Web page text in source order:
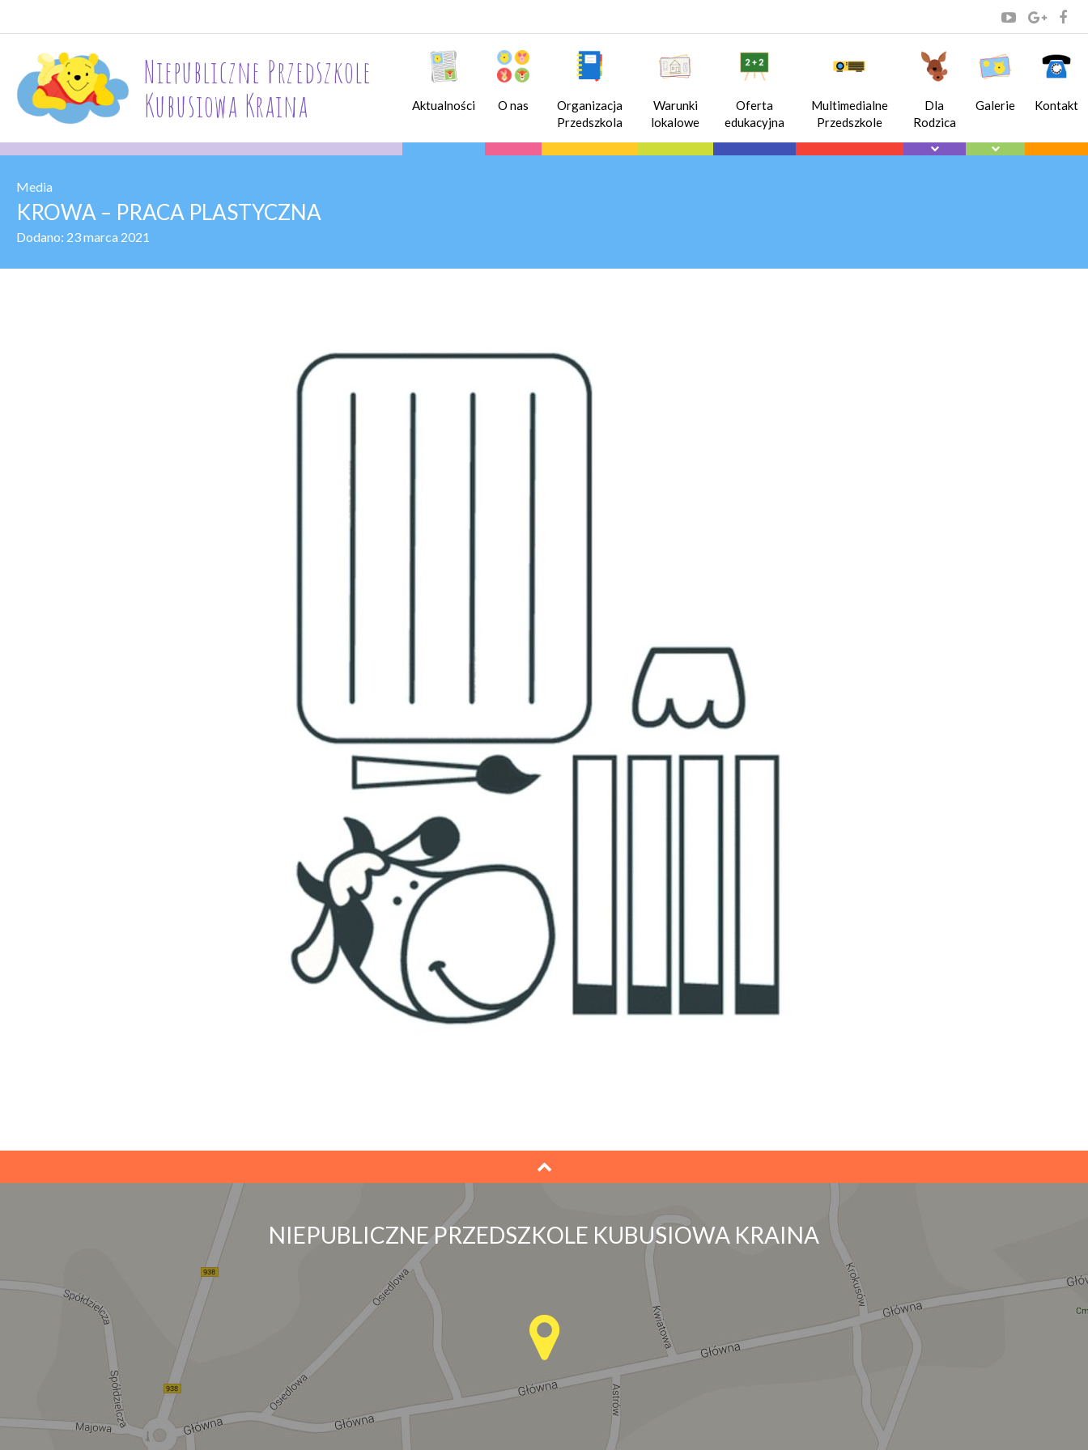
Niepubliczne Przedszkole
Kubusiowa Kraina
Aktualności O nas
Organizacja
Przedszkola
Warunki
lokalowe
Oferta
edukacyjna
Multimedialne
Przedszkole
Dla
Rodzica
Galerie Kontakt
Media
KROWA – PRACA PLASTYCZNA
Dodano: 23 marca 2021
NIEPUBLICZNE PRZEDSZKOLE KUBUSIOWA KRAINA